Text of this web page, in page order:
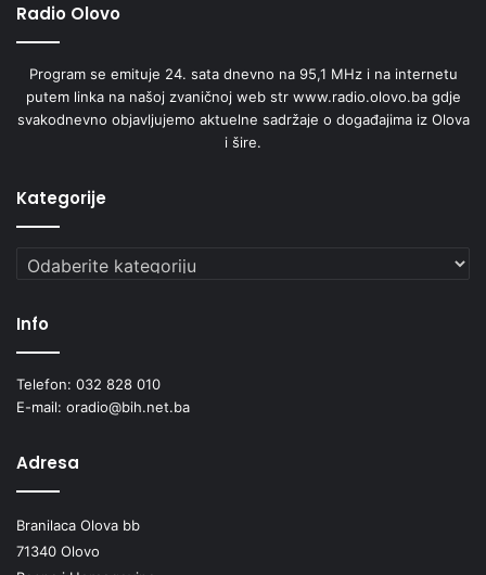
Radio Olovo
Program se emituje 24. sata dnevno na 95,1 MHz i na internetu
putem linka na našoj zvaničnoj web str www.radio.olovo.ba gdje
svakodnevno objavljujemo aktuelne sadržaje o događajima iz Olova
i šire.
Kategorije
Kategorije
Info
Telefon: 032 828 010
E-mail: oradio@bih.net.ba
Adresa
Branilaca Olova bb
71340 Olovo